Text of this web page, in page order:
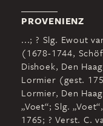
PROVENIENZ
...; ? Slg. Ewout
(1678-1744,
Dishoek, Den
Lormier (gest.
Lormier, Den
„Voet“; Slg.
1765; ? Verst. C.